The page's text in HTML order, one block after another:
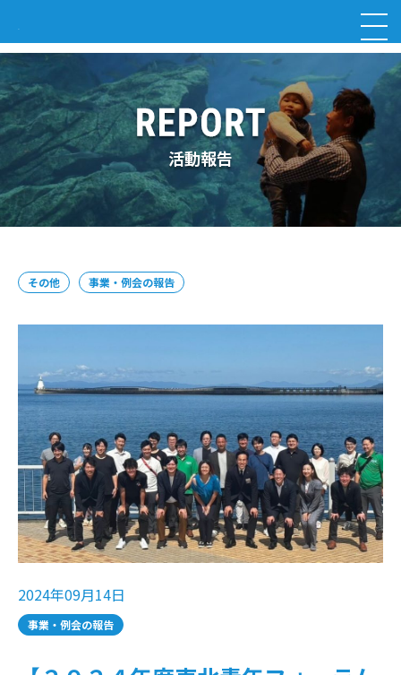
活動報告
その他 事業・例会の報告
2024年09月14日
事業・例会の報告